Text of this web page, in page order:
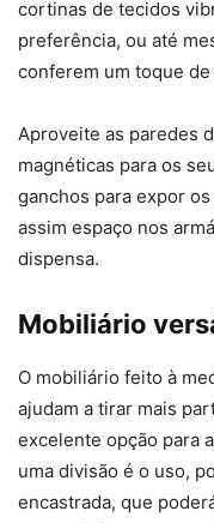
cortinas de tecidos
preferência, ou até
conferem um toque
Aproveite as paredes
magnéticas para os
ganchos para expor
assim espaço nos
dispensa.
Mobiliário
O mobiliário feito à
ajudam a tirar mais
excelente opção para
uma divisão é o uso,
encastrada, que